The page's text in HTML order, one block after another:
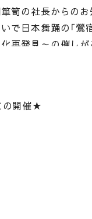
箪笥の社長からの
で日本舞踊の「
再発見～の催しが
追加いたしました。
の開催★